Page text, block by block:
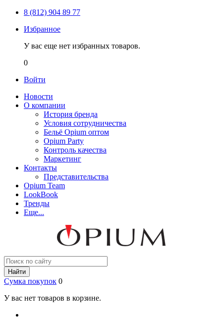
8 (812) 904 89 77
Избранное
У вас еще нет избранных товаров.
0
Войти
Новости
О компании
История бренда
Условия сотрудничества
Бельё Opium оптом
Opium Party
Контроль качества
Маркетинг
Контакты
Представительства
Opium Team
LookBook
Тренды
Еще...
Найти
Сумка покупок 0
У вас нет товаров в корзине.